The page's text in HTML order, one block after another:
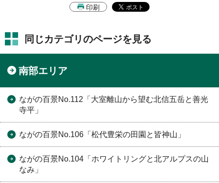
印刷
同じカテゴリのページを見る
南部エリア
ながの百景No.112「大室離山から望む北信五岳と善光
寺平」
ながの百景No.106「松代豊栄の田園と皆神山」
ながの百景No.104「ホワイトリングと北アルプスの山
なみ」